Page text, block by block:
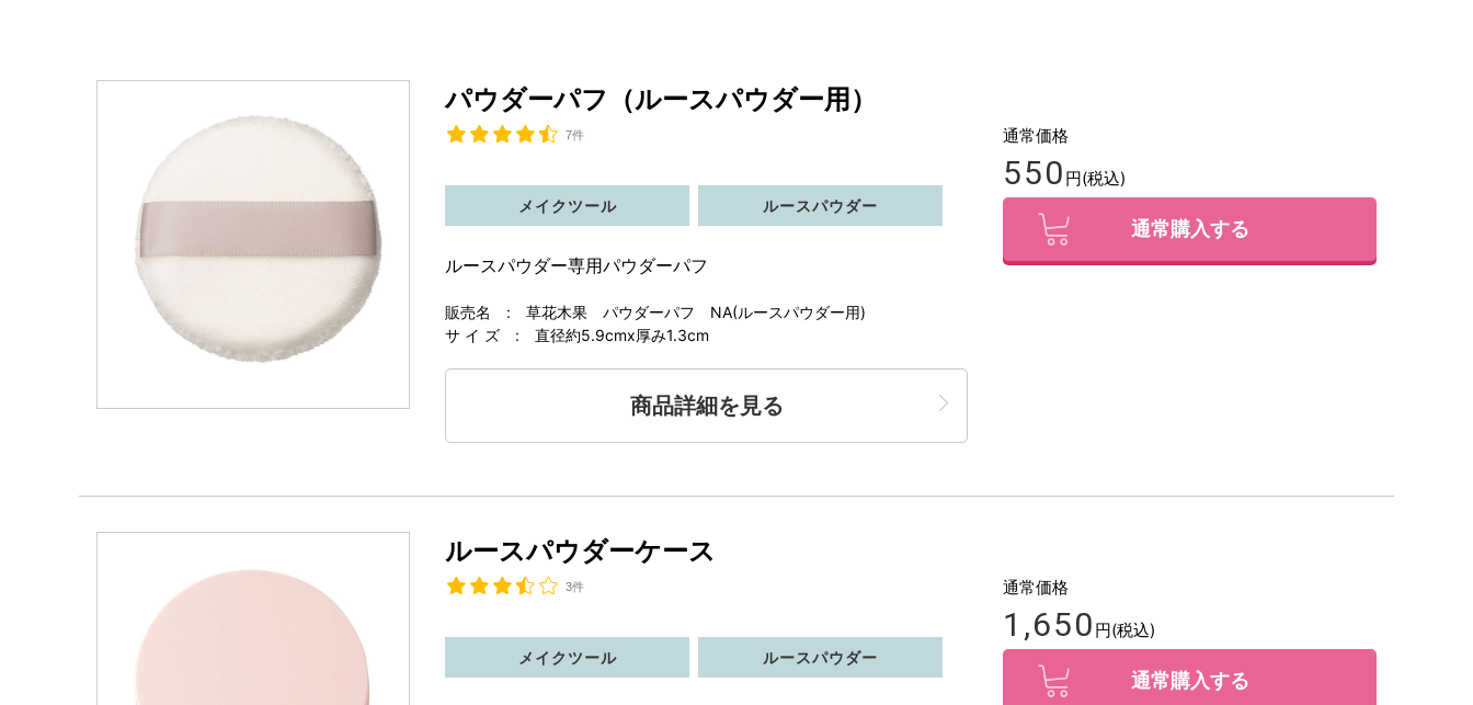
パウダーパフ（ルースパウダー用）
7件
販売名 : 草花木果 パウダーパフ NA(ルースパウダー用)
サ イ ズ : 直径約5.9cmx厚み1.3cm
メイクツール ルースパウダー
ルースパウダー専用パウダーパフ
商品詳細を見る
通常価格
550 円(税込)
通常購入する
ルースパウダーケース
3件
メイクツール ルースパウダー
通常価格
1,650 円(税込)
通常購入する